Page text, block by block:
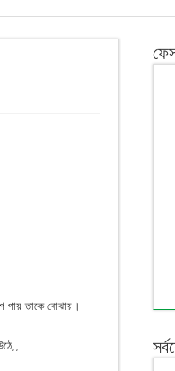
পায় তাকে বোঝায়।